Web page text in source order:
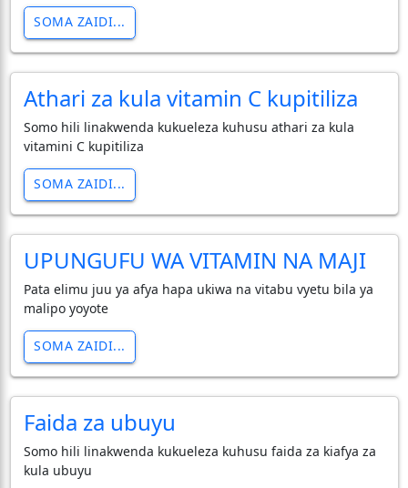
SOMA ZAIDI...
Athari za kula vitamin C kupitiliza
Somo hili linakwenda kukueleza kuhusu athari za kula
vitamini C kupitiliza
SOMA ZAIDI...
UPUNGUFU WA VITAMIN NA MAJI
Pata elimu juu ya afya hapa ukiwa na vitabu vyetu bila ya
malipo yoyote
SOMA ZAIDI...
Faida za ubuyu
Somo hili linakwenda kukueleza kuhusu faida za kiafya za
kula ubuyu